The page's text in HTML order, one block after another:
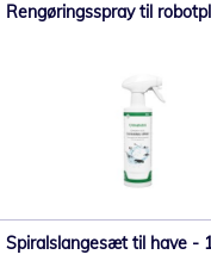
Rengøringsspray til
Spiralslangesæt til have -